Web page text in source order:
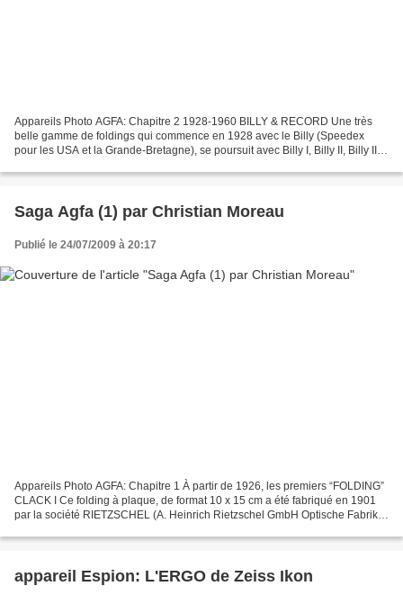
Appareils Photo AGFA: Chapitre 2 1928-1960 BILLY & RECORD Une très
belle gamme de foldings qui commence en 1928 avec le Billy (Speedex
pour les USA et la Grande-Bretagne), se poursuit avec Billy I, Billy II, Billy III,
Saga Agfa (1) par Christian Moreau
Publié le 24/07/2009 à 20:17
Appareils Photo AGFA: Chapitre 1 À partir de 1926, les premiers “FOLDING”
CLACK I Ce folding à plaque, de format 10 x 15 cm a été fabriqué en 1901
par la société RIETZSCHEL (A. Heinrich Rietzschel GmbH Optische Fabrik à
appareil Espion: L'ERGO de Zeiss Ikon